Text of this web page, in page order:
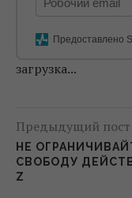
Предоставлено
загрузка...
Предыдущий пост
НЕ
СВОБОДУ
Z